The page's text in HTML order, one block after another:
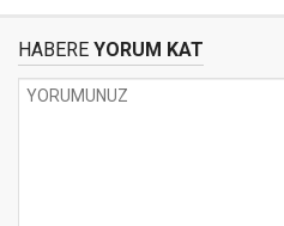
HABERE YORUM KAT